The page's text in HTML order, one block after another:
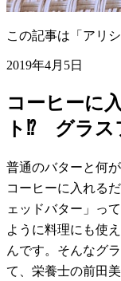
この記事は「アリ
2019年4月5日
コーヒーに
ト⁉ グラス
普通のバターと何
コーヒーに入れる
ェッドバター」っ
ように料理にも使
んです。そんなグ
て、栄養士の前田